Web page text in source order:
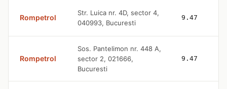
Rompetrol
Str. Luica nr. 4D, sector 4,
040993, Bucuresti
9.47
Rompetrol
Sos. Pantelimon nr. 448 A,
sector 2, 021666,
Bucuresti
9.47